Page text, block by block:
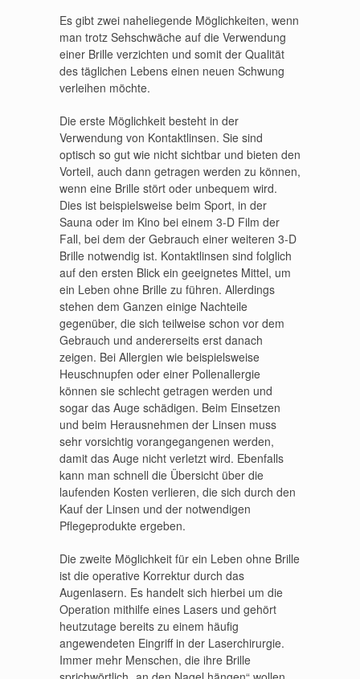
Es gibt zwei naheliegende Möglichkeiten, wenn
man trotz Sehschwäche auf die Verwendung
einer Brille verzichten und somit der Qualität
des täglichen Lebens einen neuen Schwung
verleihen möchte.
Die erste Möglichkeit besteht in der
Verwendung von Kontaktlinsen. Sie sind
optisch so gut wie nicht sichtbar und bieten den
Vorteil, auch dann getragen werden zu können,
wenn eine Brille stört oder unbequem wird.
Dies ist beispielsweise beim Sport, in der
Sauna oder im Kino bei einem 3-D Film der
Fall, bei dem der Gebrauch einer weiteren 3-D
Brille notwendig ist. Kontaktlinsen sind folglich
auf den ersten Blick ein geeignetes Mittel, um
ein Leben ohne Brille zu führen. Allerdings
stehen dem Ganzen einige Nachteile
gegenüber, die sich teilweise schon vor dem
Gebrauch und andererseits erst danach
zeigen. Bei Allergien wie beispielsweise
Heuschnupfen oder einer Pollenallergie
können sie schlecht getragen werden und
sogar das Auge schädigen. Beim Einsetzen
und beim Herausnehmen der Linsen muss
sehr vorsichtig vorangegangenen werden,
damit das Auge nicht verletzt wird. Ebenfalls
kann man schnell die Übersicht über die
laufenden Kosten verlieren, die sich durch den
Kauf der Linsen und der notwendigen
Pflegeprodukte ergeben.
Die zweite Möglichkeit für ein Leben ohne Brille
ist die operative Korrektur durch das
Augenlasern. Es handelt sich hierbei um die
Operation mithilfe eines Lasers und gehört
heutzutage bereits zu einem häufig
angewendeten Eingriff in der Laserchirurgie.
Immer mehr Menschen, die ihre Brille